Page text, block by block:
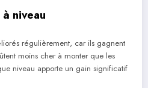
niveau
régulièrement, car ils gagnent
moins cher à monter que les
niveau apporte un gain significatif